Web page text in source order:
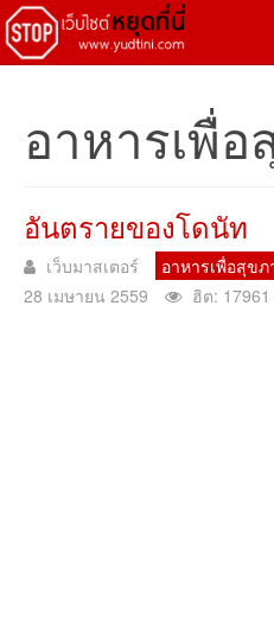
อาหารเพื่
อันตรายของโดนัท
เว็บมาสเตอร์
อาหารเพื่อสุขภ
28 เมษายน 2559
ฮิต: 17961